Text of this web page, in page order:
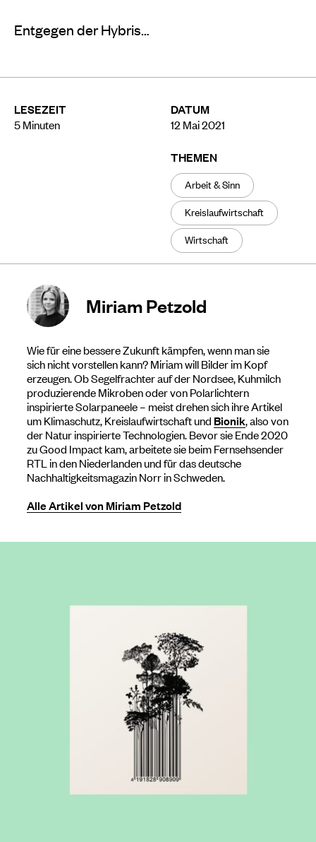
LESEZEIT
5Minuten
DATUM
12 Mai 2021
THEMEN
Arbeit & Sinn
Kreislaufwirtschaft
Wirtschaft
Entgegen der Hybris…
Miriam Petzold
Wie für eine bessere Zukunft kämpfen, wenn man sie
sich nicht vorstellen kann? Miriam will Bilder im Kopf
erzeugen. Ob Segelfrachter auf der Nordsee, Kuhmilch
produzierende Mikroben oder von Polarlichtern
inspirierte Solarpaneele – meist drehen sich ihre Artikel
um Klimaschutz, Kreislaufwirtschaft und Bionik, also von
der Natur inspirierte Technologien. Bevor sie Ende 2020
zu Good Impact kam, arbeitete sie beim Fernsehsender
RTL in den Niederlanden und für das deutsche
Nachhaltigkeitsmagazin Norr in Schweden.
Alle Artikel von Miriam Petzold